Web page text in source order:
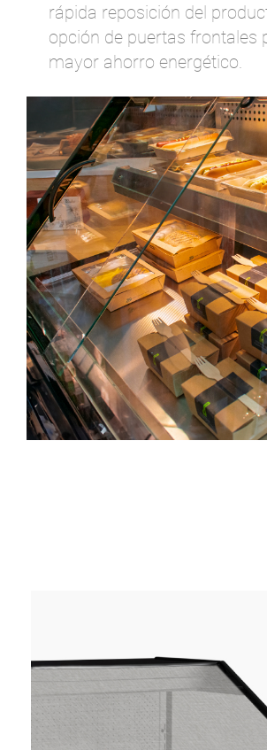
rápida reposición del
opción de puertas frontales
mayor ahorro energético.